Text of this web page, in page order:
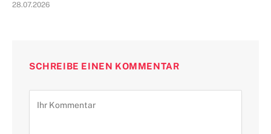
28.07.2026
SCHREIBE EINEN KOMMENTAR